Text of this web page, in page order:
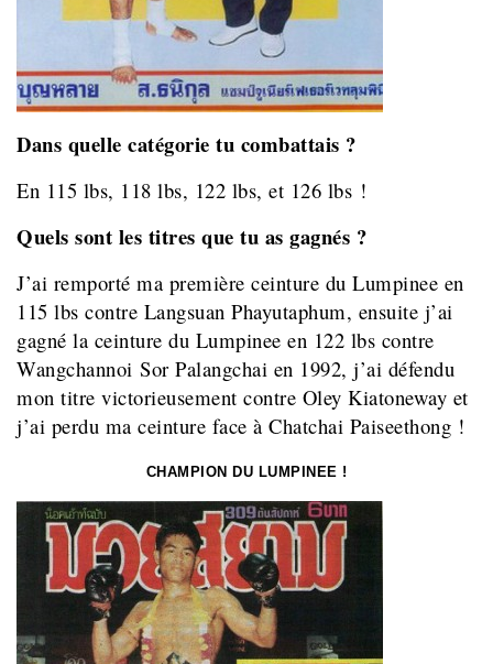
Dans quelle catégorie tu combattais ?
En 115 lbs, 118 lbs, 122 lbs, et 126 lbs !
Quels sont les titres que tu as gagnés ?
J’ai remporté ma première ceinture du Lumpinee en
115 lbs contre Langsuan Phayutaphum, ensuite j’ai
gagné la ceinture du Lumpinee en 122 lbs contre
Wangchannoi Sor Palangchai en 1992, j’ai défendu
mon titre victorieusement contre Oley Kiatoneway et
j’ai perdu ma ceinture face à Chatchai Paiseethong !
CHAMPION DU LUMPINEE !